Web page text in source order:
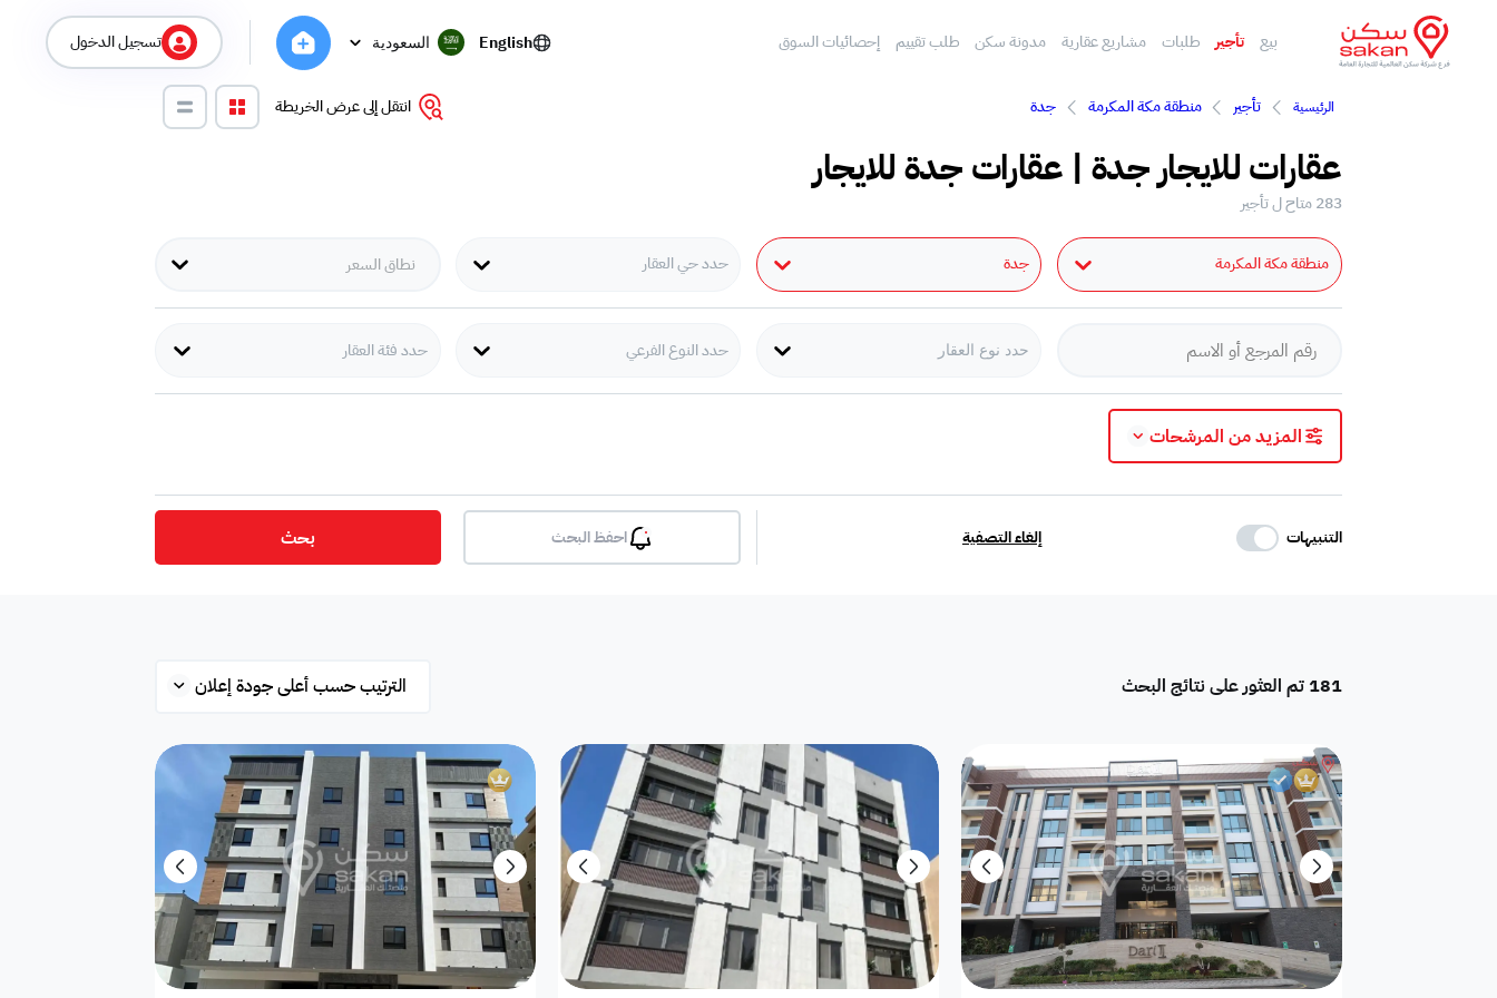
بيع تأجير طلبات مشاريع عقارية مدونة سكن طلب تقييم إحصائيات السوق English السعودية تسجيل الدخول
الرئيسية تأجير منطقة مكة المكرمة جدة انتقل إلى عرض الخريطة
عقارات للايجار جدة | عقارات جدة للايجار
283 متاح ل تأجير
منطقة مكة المكرمة جدة حدد حي العقار
حدد نوع العقار حدد النوع الفرعي حدد فئة العقار
المزيد من المرشحات
حدد وسائل الراحة
دور هدام أرض سكنية أرض استثمارية فيلا شقة فيلا شقتين فيلا مستقلة محطة بانزين غرفة
شقق فندقية فيلا فاخرة تاون هاوس معرض / محل مبنى تجاري إستراحة غير مفروشة
التنبيهات إلغاء التصفية احفظ البحث بحث
181 تم العثور على نتائج البحث